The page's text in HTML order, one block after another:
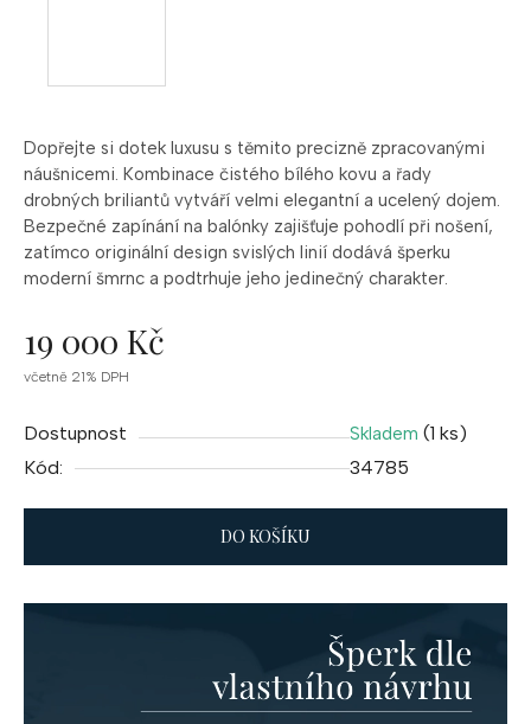
Dopřejte si dotek luxusu s těmito precizně zpracovanými
náušnicemi. Kombinace čistého bílého kovu a řady
drobných briliantů vytváří velmi elegantní a ucelený dojem.
Bezpečné zapínání na balónky zajišťuje pohodlí při nošení,
zatímco originální design svislých linií dodává šperku
moderní šmrnc a podtrhuje jeho jedinečný charakter.
19 000 Kč
Měrná
včetně 21% DPH
Dostupnost Skladem (1 ks)
Kód:
34785
DO KOŠÍKU